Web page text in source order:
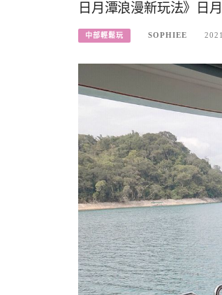
日月潭浪漫新玩法》日
中部輕鬆玩 SOPHIEE